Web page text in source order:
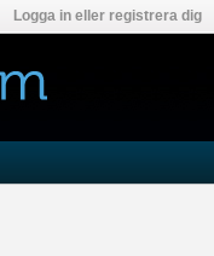
Logga in eller registrera dig